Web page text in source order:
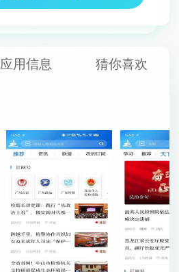
应用信息 猜你喜欢